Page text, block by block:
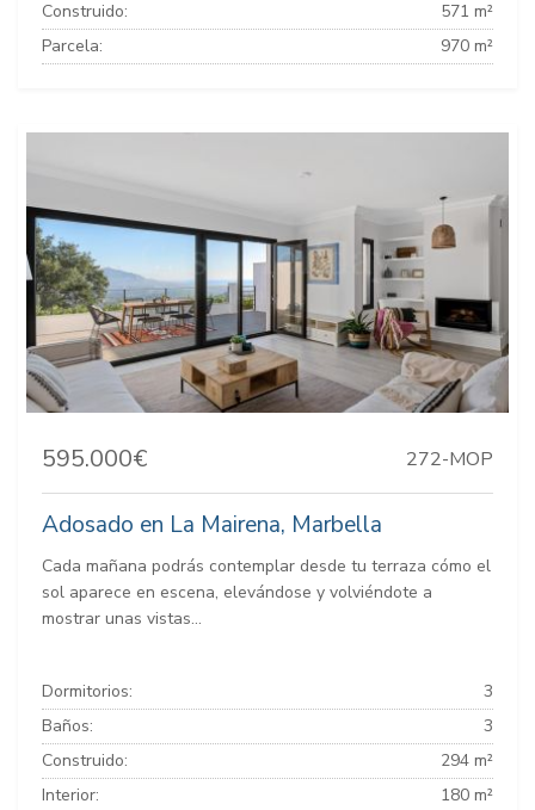
Construido:
571 m²
Parcela:
970 m²
595.000€ 272-MOP
Adosado en La Mairena, Marbella
Cada mañana podrás contemplar desde tu terraza cómo el
sol aparece en escena, elevándose y volviéndote a
mostrar unas vistas...
Dormitorios:
3
Baños:
3
Construido:
294 m²
Interior:
180 m²